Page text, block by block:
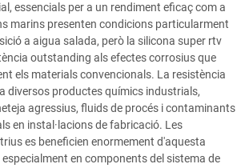
essencials per a un rendiment eficaç com a
marins presenten condicions particularment
a aigua salada, però la silicona super rtv
outstanding als efectes corrosius que
els materials convencionals. La resistència
diversos productes químics industrials,
agressius, fluids de procés i contaminants
en instal·lacions de fabricació. Les
es beneficien enormement d'aquesta
en components del sistema de